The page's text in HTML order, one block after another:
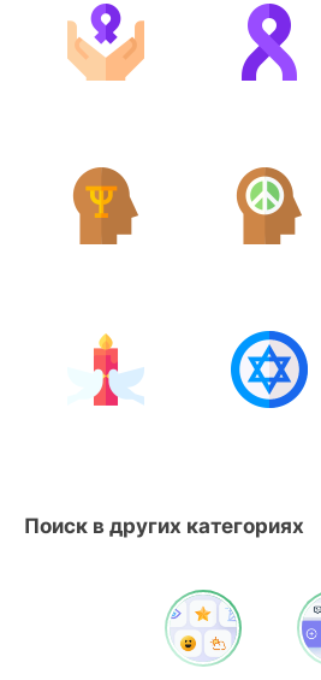
Поиск в других категориях